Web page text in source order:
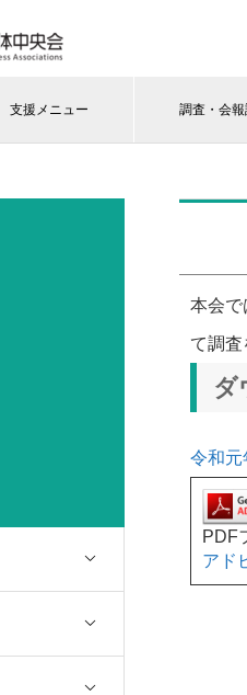
支援メニュー 調査・会
本会で
て調査
ダ
令和元
PDF
アド